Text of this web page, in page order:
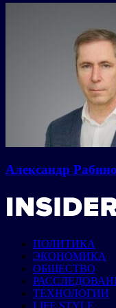
Александр
ПОЛИТИКА
ЭКОНОМИКА
ОБЩЕСТВО
ТЕХНОЛОГИИ
LIFE STYLE